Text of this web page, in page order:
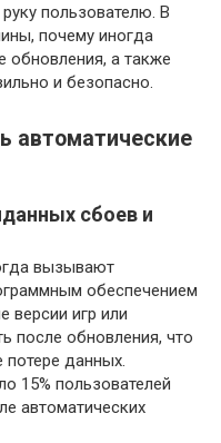
пользователю. В
почему иногда
обновления, а также
и безопасно.
автоматические
сбоев и
вызывают
обеспечением
версии игр или
после обновления, что
данных.
15% пользователей
автоматических